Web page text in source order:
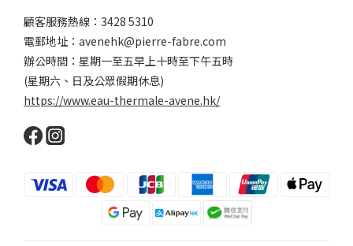
顧客服務熱線：3428 5310
電郵地址：avenehk@pierre-fabre.com
辦公時間：星期一至五早上十時至下午五時
(星期六、日及公眾假期休息)
https://www.eau-thermale-avene.hk/